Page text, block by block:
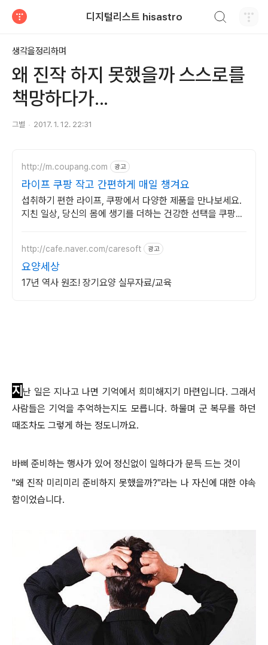
디지털리스트 hisastro
생각을정리하며
왜 진작 하지 못했을까 스스로를
책망하다가...
그별 2017. 1. 12. 22:31
http://m.coupang.com 광고
라이프 쿠팡 작고 간편하게 매일 챙겨요
섭취하기 편한 라이프, 쿠팡에서 다양한 제품을 만나보세요.
지친 일상, 당신의 몸에 생기를 더하는 건강한 선택을 쿠팡에
http://cafe.naver.com/caresoft 광고
요양세상
17년 역사 원조! 장기요양 실무자료/교육
지 난 일은 지나고 나면 기억에서 희미해지기 마련입니다. 그래서
사람들은 기억을 추억하는지도 모릅니다. 하물며 군 복무를 하던
때조차도 그렇게 하는 정도니까요.
바삐 준비하는 행사가 있어 정신없이 일하다가 문득 드는 것이
"왜 진작 미리미리 준비하지 못했을까?"라는 나 자신에 대한 야속
함이었습니다.